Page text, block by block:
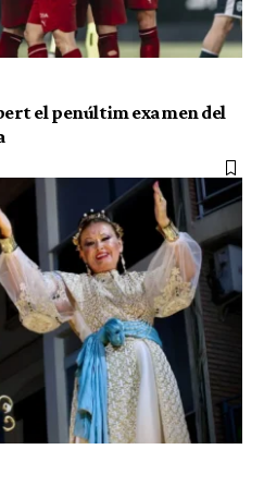
el penúltim examen del